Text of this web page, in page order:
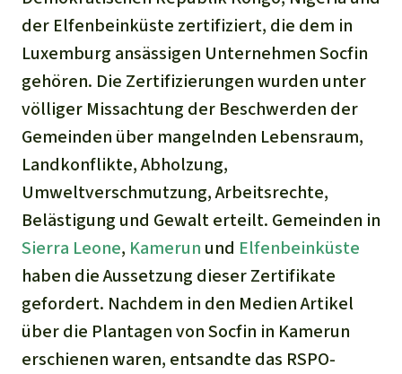
der Elfenbeinküste zertifiziert, die dem in
Luxemburg ansässigen Unternehmen Socfin
gehören. Die Zertifizierungen wurden unter
völliger Missachtung der Beschwerden der
Gemeinden über mangelnden Lebensraum,
Landkonflikte, Abholzung,
Umweltverschmutzung, Arbeitsrechte,
Belästigung und Gewalt erteilt. Gemeinden in
Sierra Leone, Kamerun und Elfenbeinküste
haben die Aussetzung dieser Zertifikate
gefordert. Nachdem in den Medien Artikel
über die Plantagen von Socfin in Kamerun
erschienen waren, entsandte das RSPO-